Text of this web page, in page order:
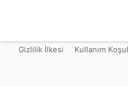
Gizlilik İlkesi Kullanım